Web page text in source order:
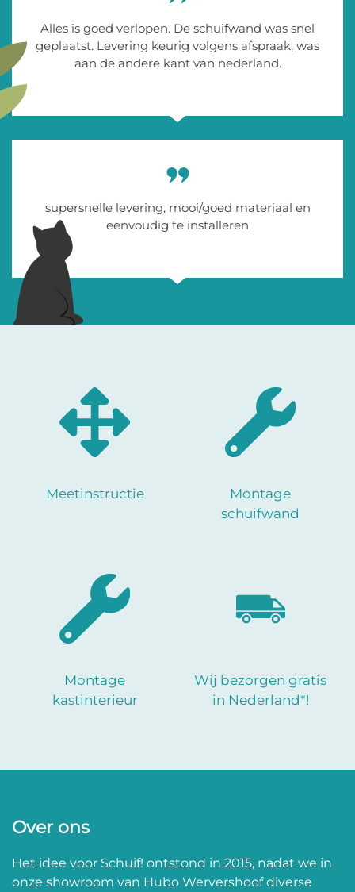
Alles is goed verlopen. De schuifwand was snel
geplaatst. Levering keurig volgens afspraak, was
aan de andere kant van nederland.
supersnelle levering, mooi/goed materiaal en
eenvoudig te installeren
Meetinstructie
Montage
schuifwand
Montage
kastinterieur
Wij bezorgen gratis
in Nederland*!
Over ons
Het idee voor Schuif! ontstond in 2015, nadat we in
onze showroom van Hubo Wervershoof diverse